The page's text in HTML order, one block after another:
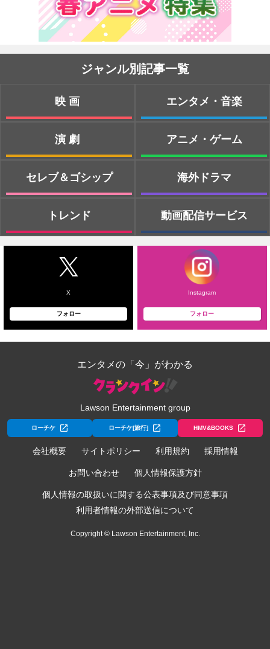
ジャンル別記事一覧
映画
演劇
セレブ＆ゴシップ
トレンド
エンタメ・音楽
アニメ・ゲーム
海外ドラマ
動画配信サービス
X
フォロー
Instagram
フォロー
エンタメの「今」がわかる
Lawson Entertainment group
ローチケ ローチケ[旅行] HMV&BOOKS
会社概要 サイトポリシー 利用規約 採用情報
お問い合わせ 個人情報保護方針
個人情報の取扱いに関する公表事項及び同意事項
利用者情報の外部送信について
Copyright © Lawson Entertainment, Inc.